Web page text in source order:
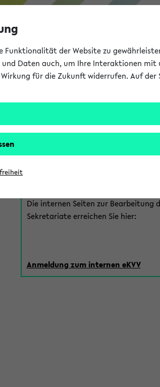
Sie richtige aus:
eKVV für
Die internen Seiten zur Bearbeitung
Sekretariate erreichen Sie hier:
Anmeldung zum internen eKVV
Funktionalität der Website zu
Daten auch, um Ihre Interaktionen mit
für die Zukunft widerrufen. Auf der